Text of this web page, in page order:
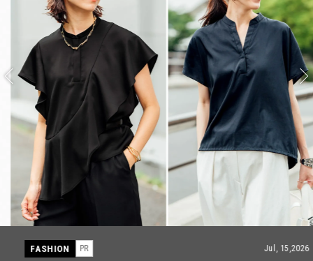
FASHION Jul, 15,2026